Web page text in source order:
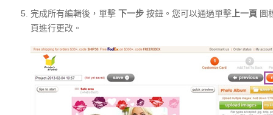
完成所有編輯後，單擊 下一步 按鈕。您可以通過單擊 上一頁 圖
頁進行更改。